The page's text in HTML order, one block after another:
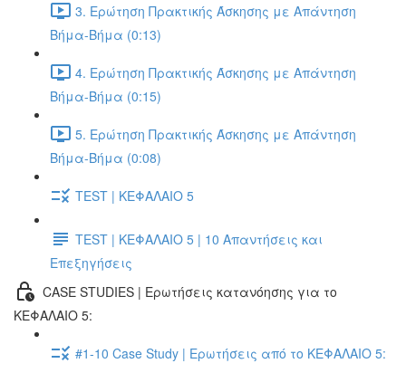
3. Ερώτηση Πρακτικής Άσκησης με Απάντηση
Βήμα-Βήμα (0:13)
4. Ερώτηση Πρακτικής Άσκησης με Απάντηση
Βήμα-Βήμα (0:15)
5. Ερώτηση Πρακτικής Άσκησης με Απάντηση
Βήμα-Βήμα (0:08)
TEST | ΚΕΦΑΛΑΙΟ 5
TEST | ΚΕΦΑΛΑΙΟ 5 | 10 Απαντήσεις και
Επεξηγήσεις
CASE STUDIES | Ερωτήσεις κατανόησης για το
ΚΕΦΑΛΑΙΟ 5:
#1-10 Case Study | Ερωτήσεις από το ΚΕΦΑΛΑΙΟ 5: